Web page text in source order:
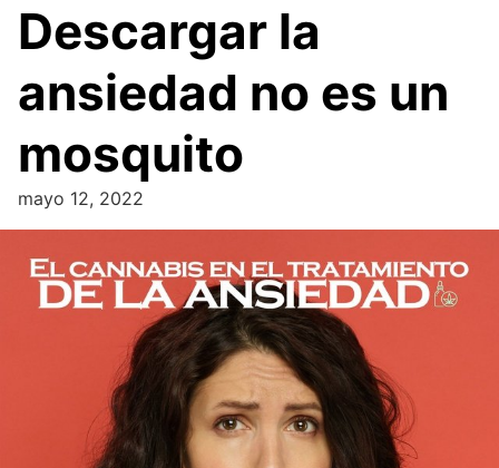
Descargar la
ansiedad no es un
mosquito
mayo 12, 2022